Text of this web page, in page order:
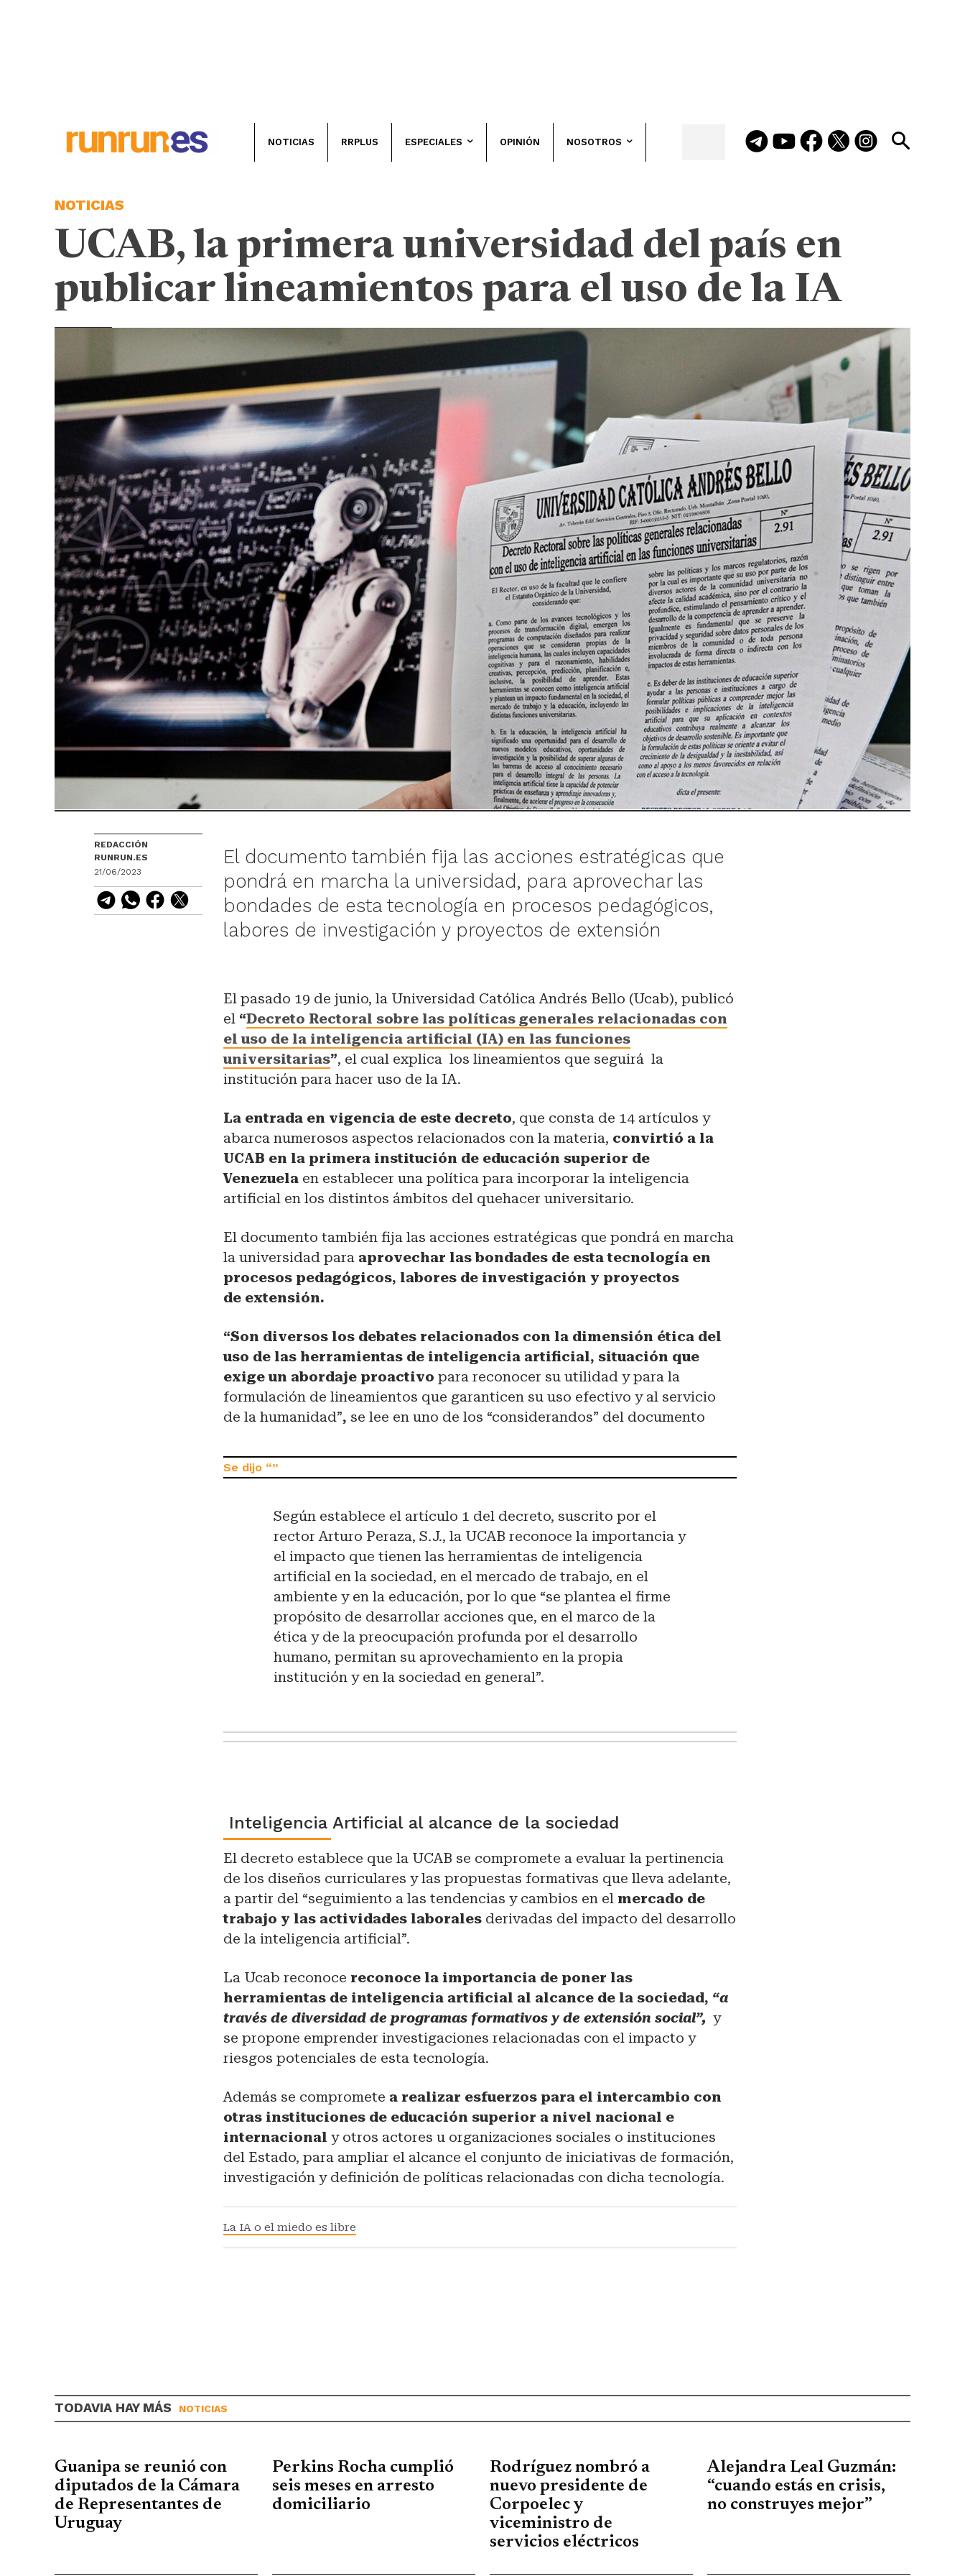
NOTICIAS RRPLUS ESPECIALES OPINIÓN NOSOTROS
NOTICIAS
UCAB, la primera universidad del país en
publicar lineamientos para el uso de la IA
REDACCIÓN
RUNRUN.ES
21/06/2023
El documento también fija las acciones estratégicas que
pondrá en marcha la universidad, para aprovechar las
bondades de esta tecnología en procesos pedagógicos,
labores de investigación y proyectos de extensión
El pasado 19 de junio, la Universidad Católica Andrés Bello (Ucab), publicó
el “Decreto Rectoral sobre las políticas generales relacionadas con
el uso de la inteligencia artificial (IA) en las funciones
universitarias”, el cual explica los lineamientos que seguirá la
institución para hacer uso de la IA.
La entrada en vigencia de este decreto, que consta de 14 artículos y
abarca numerosos aspectos relacionados con la materia, convirtió a la
UCAB en la primera institución de educación superior de
Venezuela en establecer una política para incorporar la inteligencia
artificial en los distintos ámbitos del quehacer universitario.
El documento también fija las acciones estratégicas que pondrá en marcha
la universidad para aprovechar las bondades de esta tecnología en
procesos pedagógicos, labores de investigación y proyectos
de extensión.
“Son diversos los debates relacionados con la dimensión ética del
uso de las herramientas de inteligencia artificial, situación que
exige un abordaje proactivopara reconocer su utilidad y para la
formulación de lineamientos que garanticen su uso efectivo y al servicio
de la humanidad”, se lee en uno de los “considerandos” del documento
Según establece el artículo 1 del decreto, suscrito por el
rector Arturo Peraza, S.J., la UCAB reconoce la importancia y
el impacto que tienen las herramientas de inteligencia
artificial en la sociedad, en el mercado de trabajo, en el
ambiente y en la educación, por lo que “se plantea el firme
propósito de desarrollar acciones que, en el marco de la
ética y de la preocupación profunda por el desarrollo
humano, permitan su aprovechamiento en la propia
institución y en la sociedad en general”.
Inteligencia Artificial al alcance de la sociedad
El decreto establece que la UCAB se compromete a evaluar la pertinencia
de los diseños curriculares y las propuestas formativas que lleva adelante,
a partir del “seguimiento a las tendencias y cambios en el mercado de
trabajo y las actividades laborales derivadas del impacto del desarrollo
de la inteligencia artificial”.
La Ucab reconoce reconoce la importancia de poner las
herramientas de inteligencia artificial al alcance de la sociedad, “a
través de diversidad de programas formativos y de extensión social”, y
se propone emprender investigaciones relacionadas con el impacto y
riesgos potenciales de esta tecnología.
Además se compromete a realizar esfuerzos para el intercambio con
otras instituciones de educación superior a nivel nacional e
internacional y otros actores u organizaciones sociales o instituciones
del Estado, para ampliar el alcance el conjunto de iniciativas de formación,
investigación y definición de políticas relacionadas con dicha tecnología.
La IA o el miedo es libre
TODAVIA HAY MÁS NOTICIAS
Guanipa se reunió con
diputados de la Cámara
de Representantes de
Uruguay
Perkins Rocha cumplió
seis meses en arresto
domiciliario
Rodríguez nombró a
nuevo presidente de
Corpoelec y
viceministro de
servicios eléctricos
Alejandra Leal Guzmán:
“cuando estás en crisis,
no construyes mejor”